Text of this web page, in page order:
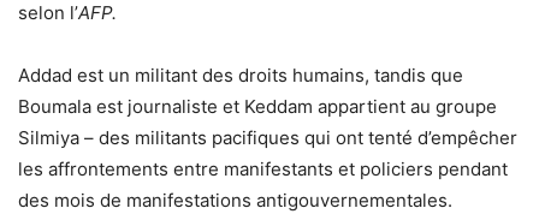
selon l’AFP.
Addad est un militant des droits humains, tandis que
Boumala est journaliste et Keddam appartient au groupe
Silmiya – des militants pacifiques qui ont tenté d’empêcher
les affrontements entre manifestants et policiers pendant
des mois de manifestations antigouvernementales.